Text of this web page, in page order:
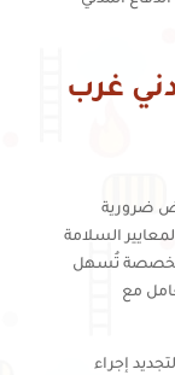
غرب
ضرورية
السلامة
متخصصة تُسهل
مع
إجراء